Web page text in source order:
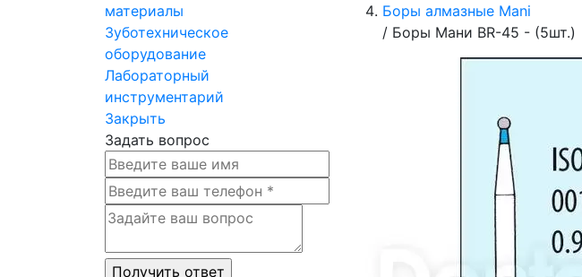
материалы
Зуботехническое
оборудование
Лабораторный
инструментарий
Закрыть
Задать вопрос
Боры алмазные Mani
/ Боры Мани BR-45 - (5шт.)